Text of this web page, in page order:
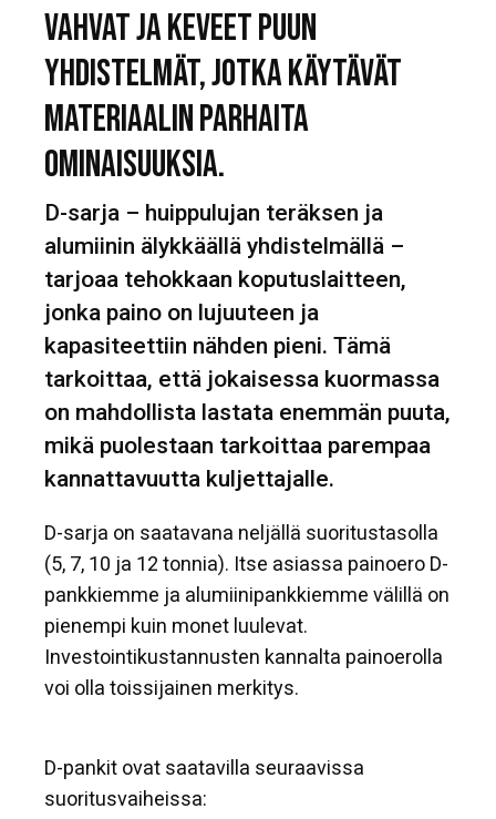
VAHVAT JA KEVEET PUUN
YHDISTELMÄT, JOTKA KÄYTÄVÄT
MATERIAALIN PARHAITA
OMINAISUUKSIA.
D-sarja – huippulujan teräksen ja
alumiinin älykkäällä yhdistelmällä –
tarjoaa tehokkaan koputuslaitteen,
jonka paino on lujuuteen ja
kapasiteettiin nähden pieni. Tämä
tarkoittaa, että jokaisessa kuormassa
on mahdollista lastata enemmän puuta,
mikä puolestaan tarkoittaa parempaa
kannattavuutta kuljettajalle.
D-sarja on saatavana neljällä suoritustasolla
(5, 7, 10 ja 12 tonnia). Itse asiassa painoero D-
pankkiemme ja alumiinipankkiemme välillä on
pienempi kuin monet luulevat.
Investointikustannusten kannalta painoerolla
voi olla toissijainen merkitys.
D-pankit ovat saatavilla seuraavissa
suoritusvaiheissa: